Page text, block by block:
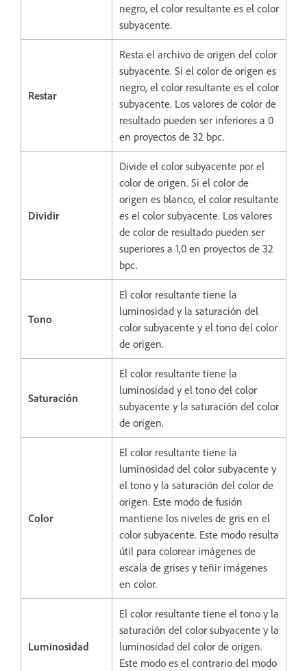
negro, el color resultante es el color
subyacente.
Restar
Resta el archivo de origen del color
subyacente. Si el color de origen es
negro, el color resultante es el color
subyacente. Los valores de color de
resultado pueden ser inferiores a 0
en proyectos de 32 bpc.
Dividir
Divide el color subyacente por el
color de origen. Si el color de
origen es blanco, el color resultante
es el color subyacente. Los valores
de color de resultado pueden ser
superiores a 1,0 en proyectos de 32
bpc.
Tono
El color resultante tiene la
luminosidad y la saturación del
color subyacente y el tono del color
de origen.
Saturación
El color resultante tiene la
luminosidad y el tono del color
subyacente y la saturación del color
de origen.
Color
El color resultante tiene la
luminosidad del color subyacente y
el tono y la saturación del color de
origen. Este modo de fusión
mantiene los niveles de gris en el
color subyacente. Este modo resulta
útil para colorear imágenes de
escala de grises y teñir imágenes
en color.
Luminosidad
El color resultante tiene el tono y la
saturación del color subyacente y la
luminosidad del color de origen.
Este modo es el contrario del modo